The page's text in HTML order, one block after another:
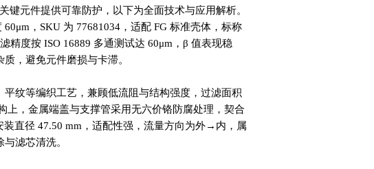
键元件提供可靠防护，以下为全面技术与应用解析。
，SKU 为 77681034，适配 FG 标准壳体，标称
精度按 ISO 16889 多通测试达 60μm，β 值表现稳
，避免元件磨损与卡滞。
纹等编织工艺，兼顾低流阻与结构强度，过滤面积
上，金属端盖与支撑管采用无六价铬防腐处理，契合
装直径 47.50 mm，适配性强，流量方向为外→内，属
滤芯清洗。